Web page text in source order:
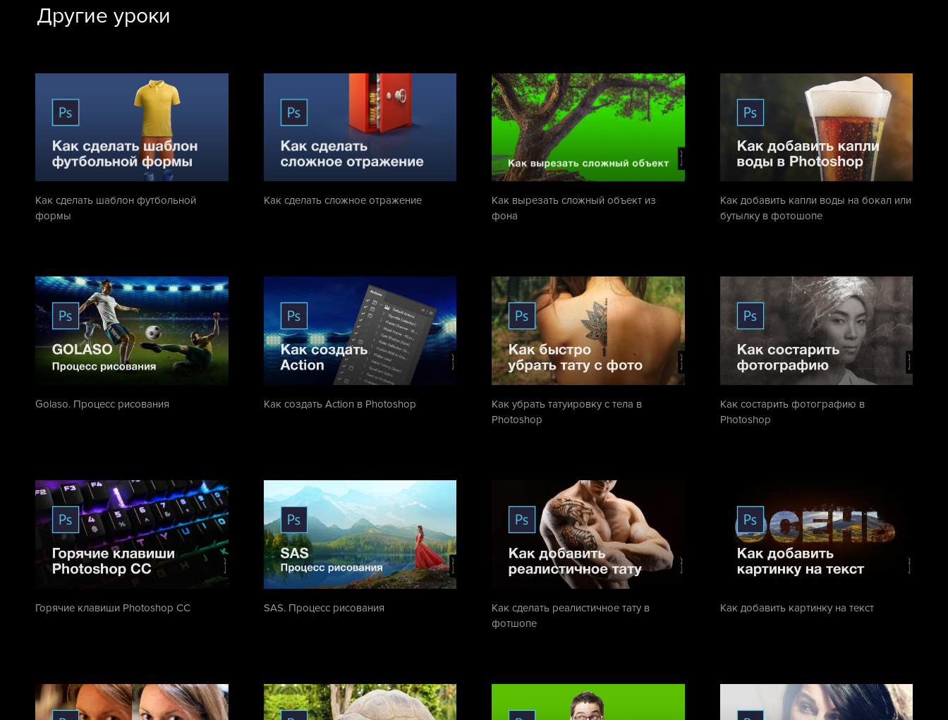
Другие уроки
Как сделать шаблон футбольной
формы
Как сделать сложное отражение
Как вырезать сложный объект из
фона
Как добавить капли воды на бокал или
бутылку в фотошопе
Golaso. Процесс рисования Как создать Action в Photoshop
Как убрать татуировку с тела в
Photoshop
Как состарить фотографию в
Photoshop
Горячие клавиши Photoshop CC SAS. Процесс рисования
Как сделать реалистичное тату в
фотшопе
Как добавить картинку на текст